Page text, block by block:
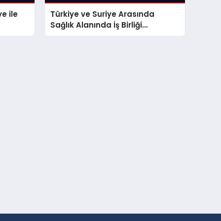
ile
Türkiye ve Suriye Arasında
Sağlık Alanında İş Birliği
Anlaşması